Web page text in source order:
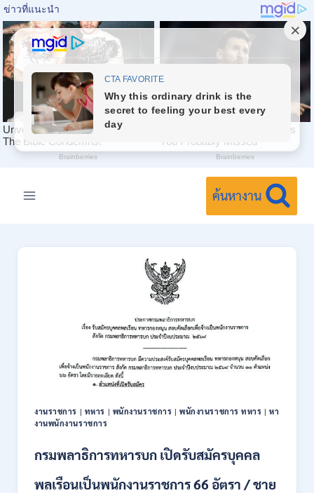
ค้นหางาน
งานราชการ | ทหาร | พนักงานราชการ |พนักงานราชการ ทหาร |หา
งานพนักงานราชการ
กรมพลาธิการทหารบก เปิดรับสมัครบุคคล
พลเรือนเป็นพนักงานราชการ 66 อัตรา / ชาย